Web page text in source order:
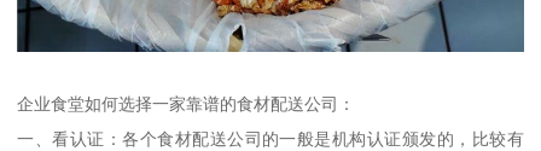
企业食堂如何选择一家靠谱的食材配送公司：
一、看认证：各个食材配送公司的一般是机构认证颁发的，比较有